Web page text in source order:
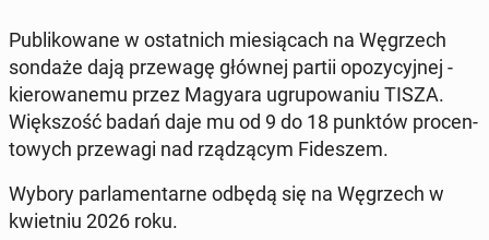
Pu­bli­ko­wa­ne w ostat­nich mie­sią­cach na Wę­grzech
sondaże dają prze­wa­gę głównej partii opo­zy­cyj­nej -
kie­ro­wa­ne­mu przez Magyara ugru­po­wa­niu TISZA.
Więk­szość badań daje mu od 9 do 18 punktów pro­cen­
to­wych prze­wa­gi nad rzą­dzą­cym Fi­de­szem.
Wybory par­la­men­tar­ne odbędą się na Wę­grzech w
kwiet­niu 2026 roku.